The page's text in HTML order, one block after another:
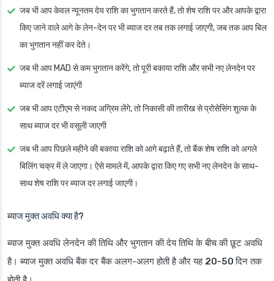
जब भी आप केवल न्यूनतम देय राशि का भुगतान करते हैं, तो शेष राशि पर और आपके द्वारा
किए जाने वाले आगे के लेन-देन पर भी ब्याज दर तब तक लगाई जाएगी, जब तक आप बिल
का भुगतान नहीं कर देते।
जब भी आप MAD से कम भुगतान करेंगे, तो पूरी बकाया राशि और सभी नए लेनदेन पर
ब्याज दरें लगाई जाएंगी
जब भी आप एटीएम से नकद अग्रिम लेंगे, तो निकासी की तारीख से प्रोसेसिंग शुल्क के
साथ ब्याज दर भी वसूली जाएगी
जब भी आप पिछले महीने की बकाया राशि को आगे बढ़ाते हैं, तो बैंक शेष राशि को अगले
बिलिंग चक्र में ले जाएगा। ऐसे मामले में, आपके द्वारा किए गए सभी नए लेनदेन के साथ-
साथ शेष राशि पर ब्याज दर लगाई जाएगी।
ब्याज मुक्त अवधि क्या है?
ब्याज मुक्त अवधि लेनदेन की तिथि और भुगतान की देय तिथि के बीच की छूट अवधि
है। ब्याज मुक्त अवधि बैंक दर बैंक अलग-अलग होती है और यह 20-50 दिनतक